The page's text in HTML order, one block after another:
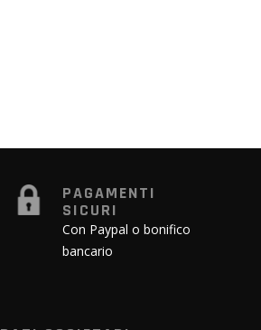
PAGAMENTI
SICURI
Con Paypal o bonifico
bancario